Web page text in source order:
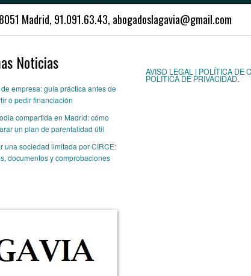
Madrid, 91.091.63.43, abogadoslagavia@gmail.com
Noticias
empresa: guía práctica antes de
o pedir financiación
compartida en Madrid: cómo
un plan de parentalidad útil
una sociedad limitada por CIRCE:
documentos y comprobaciones
AVISO LEGAL | POLÍTICA DE
POLÍTICA DE PRIVACIDAD.